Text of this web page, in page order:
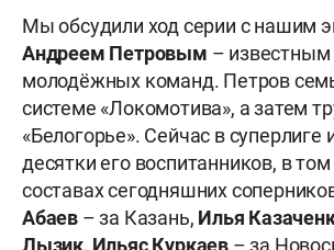
Мы обсудили ход серии с нашим
Андреем Петровым –
молодёжных команд. Петров
системе «Локомотива», а затем
«Белогорье». Сейчас в суперлиге
десятки его воспитанников, в
составах сегодняшних
Абаев – за Казань, Илья
Лызик, Ильяс Куркаев – за